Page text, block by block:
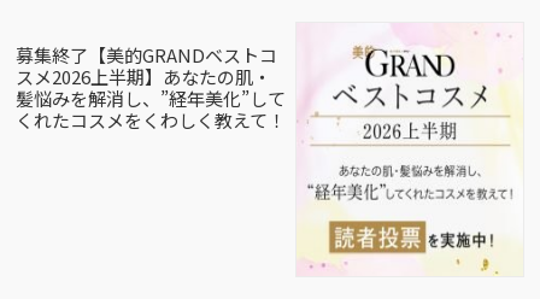
募集終了【美的GRANDベストコ
スメ2026上半期】あなたの肌・
髪悩みを解消し、”経年美化”して
くれたコスメをくわしく教えて！